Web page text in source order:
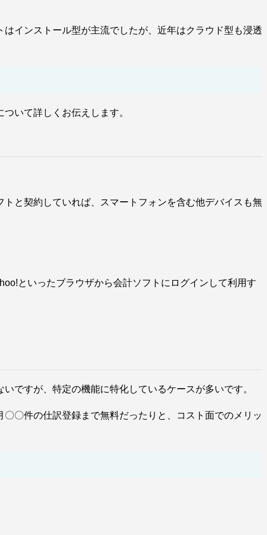
インストール型が主流でしたが、近年はクラウド型も浸透
いて詳しくお伝えします。
と契約していれば、スマートフォンを含む他デバイスも無
といったブラウザから会計ソフトにログインして利用す
ですが、特定の機能に特化しているケースが多いです。
〇件の仕訳登録まで無料だったりと、コスト面でのメリッ